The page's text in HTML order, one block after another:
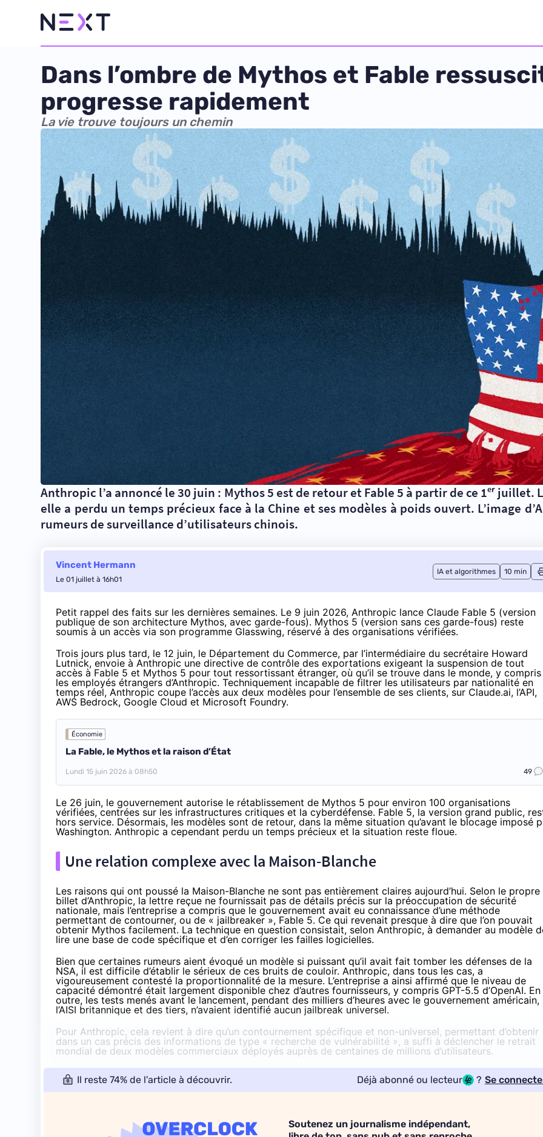
Dans l’ombre de Mythos et Fable
progresse rapidement
La vie trouve toujours un chemin
Anthropic l’a annoncé le 30 juin : Mythos 5 est de retour et Fable 5 à partir de ce 1ᵉʳ juillet.
elle a perdu un temps précieux face à la Chine et ses modèles à poids ouvert. L’image
rumeurs de surveillance d’utilisateurs chinois.
Vincent Hermann
Le 01 juillet à 16h01
IA et algorithmes 10 min
Petit rappel des faits sur les dernières semaines. Le 9 juin 2026, Anthropic lance Claude Fable 5 (version
publique de son architecture Mythos, avec garde-fous). Mythos 5 (version sans ces garde-fous) reste
soumis à un accès via son programme Glasswing, réservé à des organisations vérifiées.
Trois jours plus tard, le 12 juin, le Département du Commerce, par l’intermédiaire du secrétaire Howard
Lutnick, envoie à Anthropic une directive de contrôle des exportations exigeant la suspension de tout
accès à Fable 5 et Mythos 5 pour tout ressortissant étranger, où qu’il se trouve dans le monde, y compris
les employés étrangers d’Anthropic. Techniquement incapable de filtrer les utilisateurs par nationalité en
temps réel, Anthropic coupe l’accès aux deux modèles pour l’ensemble de ses clients, sur Claude.ai, l’API,
AWS Bedrock, Google Cloud et Microsoft Foundry.
Économie
La Fable, le Mythos et la raison d’État
Lundi 15 juin 2026 à 08h50 49
Le 26 juin, le gouvernement autorise le rétablissement de Mythos 5 pour environ 100 organisations
vérifiées, centrées sur les infrastructures critiques et la cyberdéfense. Fable 5, la version grand public,
hors service. Désormais, les modèles sont de retour, dans la même situation qu’avant le blocage imposé
Washington. Anthropic a cependant perdu un temps précieux et la situation reste floue.
Une relation complexe avec la Maison-Blanche
Les raisons qui ont poussé la Maison-Blanche ne sont pas entièrement claires aujourd’hui. Selon le propre
billet d’Anthropic, la lettre reçue ne fournissait pas de détails précis sur la préoccupation de sécurité
nationale, mais l’entreprise a compris que le gouvernement avait eu connaissance d’une méthode
permettant de contourner, ou de « jailbreaker », Fable 5. Ce qui revenait presque à dire que l’on pouvait
obtenir Mythos facilement. La technique en question consistait, selon Anthropic, à demander au modèle
lire une base de code spécifique et d’en corriger les failles logicielles.
Bien que certaines rumeurs aient évoqué un modèle si puissant qu’il avait fait tomber les défenses de la
NSA, il est difficile d’établir le sérieux de ces bruits de couloir. Anthropic, dans tous les cas, a
vigoureusement contesté la proportionnalité de la mesure. L’entreprise a ainsi affirmé que le niveau de
capacité démontré était largement disponible chez d’autres fournisseurs, y compris GPT-5.5 d’OpenAI. En
outre, les tests menés avant le lancement, pendant des milliers d’heures avec le gouvernement américain,
l’AISI britannique et des tiers, n’avaient identifié aucun jailbreak universel.
Pour Anthropic, cela revient à dire qu’un contournement spécifique et non-universel, permettant d’obtenir
dans un cas précis des informations de type « recherche de vulnérabilité », a suffi à déclencher le retrait
mondial de deux modèles commerciaux déployés auprès de centaines de millions d’utilisateurs.
Il reste 74% de l'article à découvrir. Déjà abonné ou lecteur ? Se
Soutenez un journalisme indépendant,